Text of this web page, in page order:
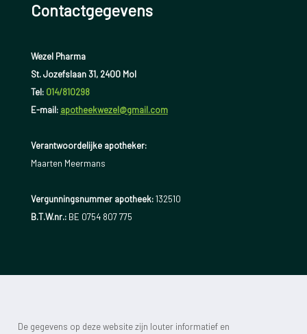
Contactgegevens
Wezel Pharma
St. Jozefslaan 31, 2400 Mol
Tel: 014/810298
E-mail: apotheekwezel@gmail.com
Verantwoordelijke apotheker:
Maarten Meermans
Vergunningsnummer apotheek:132510
B.T.W.nr.:BE 0754 807 775
De gegevens op deze website zijn louter informatief en